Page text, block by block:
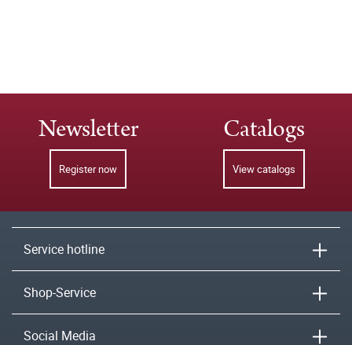
Newsletter
Register now
Catalogs
View catalogs
Service hotline
Shop-Service
Social Media